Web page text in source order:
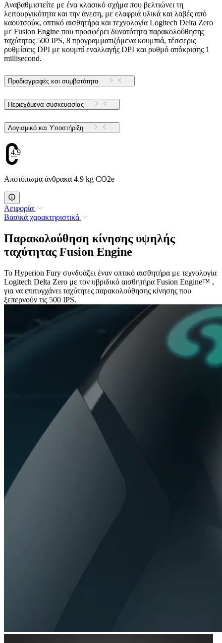
Αναβαθμιστείτε με ένα κλασικό σχήμα που βελτιώνει τη
λειτουργικότητα και την άνεση, με ελαφριά υλικά και λαβές από
καουτσούκ, οπτικό αισθητήρα και τεχνολογία Logitech Delta Zero
με Fusion Engine που προσφέρει δυνατότητα παρακολούθησης
ταχύτητας 500 IPS, 8 προγραμματιζόμενα κουμπιά, τέσσερις
ρυθμίσεις DPI με κουμπί εναλλαγής DPI και ρυθμό απόκρισης 1
millisecond.
Προδιαγραφές και συμβατότητα
Περιεχόμενα συσκευασίας
Λογισμικό και Υποστήριξη
4.9
Αποτύπωμα άνθρακα 4.9 kg CO2e
Αειφορία
Βασικά χαρακτηριστικά
Παρακολούθηση κίνησης υψηλής
ταχύτητας Fusion Engine
Το Hyperion Fury συνδυάζει έναν οπτικό αισθητήρα με τεχνολογία
Logitech Delta Zero με τον υβριδικό αισθητήρα Fusion Engine™ ,
για να επιτυγχάνει ταχύτητες παρακολούθησης κίνησης που
ξεπερνούν τις 500 IPS.